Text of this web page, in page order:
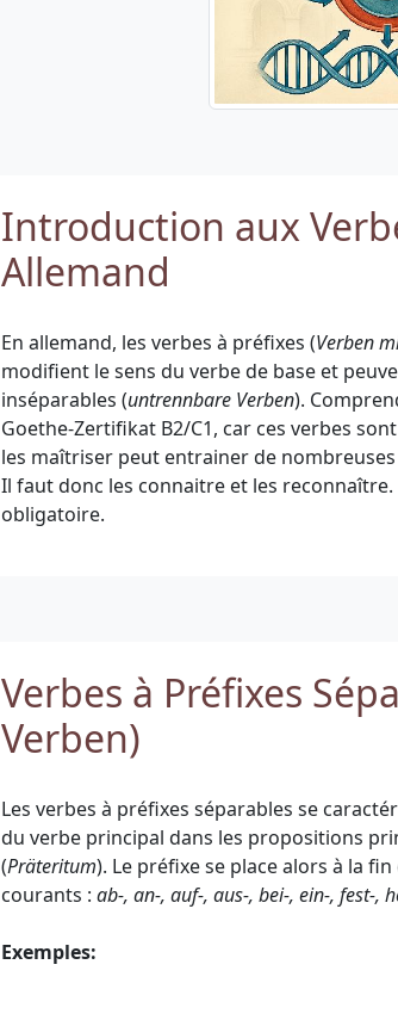
Introduction aux
Allemand
En allemand, les verbes à préfixes (Verben
modifient le sens du verbe de base et
inséparables (untrennbare Verben).
Goethe-Zertifikat B2/C1, car ces verbes
les maîtriser peut entrainer de
Il faut donc les connaitre et les
obligatoire.
Verbes à Préfixes
Verben)
Les verbes à préfixes séparables se
du verbe principal dans les propositions
(Präteritum). Le préfixe se place alors à la
courants : ab-, an-, auf-, aus-, bei-, ein-, fest-,
Exemples: